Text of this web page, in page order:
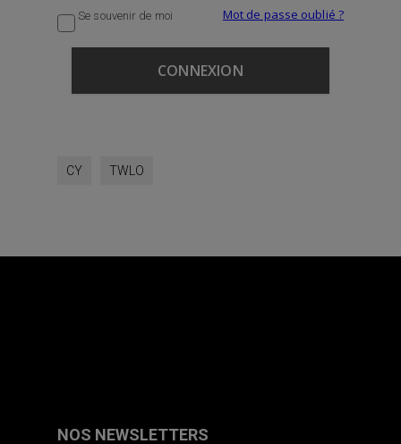
Se souvenir de moi Mot de passe oublié ?
CY TWLO
NOS NEWSLETTERS